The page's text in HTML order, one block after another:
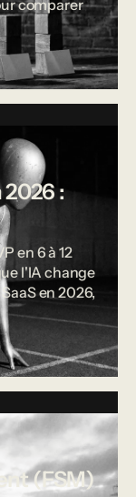
comparer
2026 :
en 6 à 12
l'IA change
en 2026,
(FSM)